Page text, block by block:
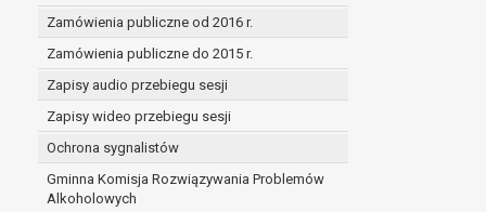
Zamówienia publiczne od 2016 r.
Zamówienia publiczne do 2015 r.
Zapisy audio przebiegu sesji
Zapisy wideo przebiegu sesji
Ochrona sygnalistów
Gminna Komisja Rozwiązywania Problemów
Alkoholowych